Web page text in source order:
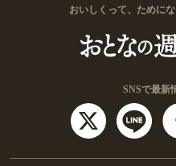
おいしくって、ために
SNSで最新